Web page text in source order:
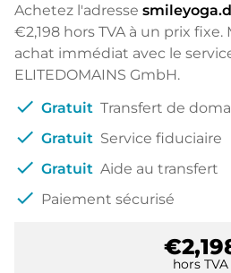
Achetez l'adresse
€2,198 hors TVA à un prix
achat immédiat avec le
ELITEDOMAINS GmbH.
check Gratuit Transfert de
check Gratuit Service fiduciaire
check Gratuit Aide au transfert
check Paiement sécurisé
hors TVA